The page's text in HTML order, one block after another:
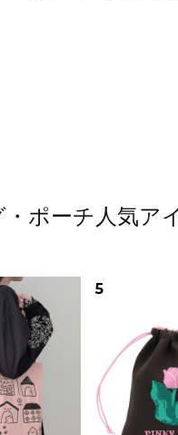
ポーチ人気ア
5